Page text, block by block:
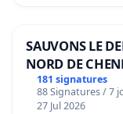
SAUVONS LE
NORD DE
181 signatures
88 Signatures / 7
27 Jul 2026